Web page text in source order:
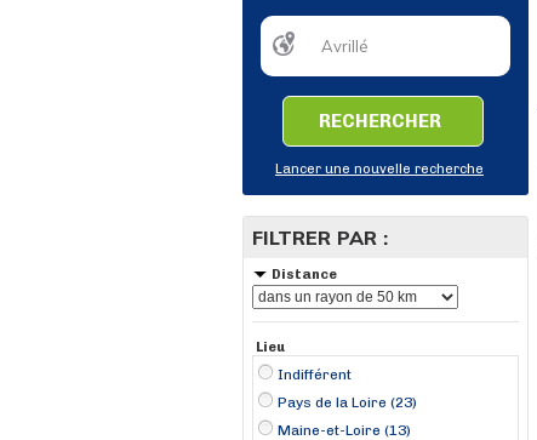
RECHERCHER
Lancer une nouvelle recherche
FILTRER PAR :
Distance
Lieu
Indifférent
Pays de la Loire (23)
Maine-et-Loire (13)